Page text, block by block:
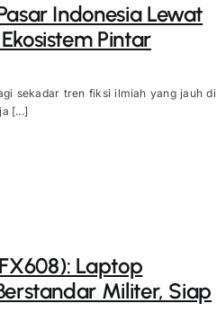
Indonesia Lewat
Pintar
sekadar tren fiksi ilmiah yang jauh di
[...]
Laptop
Militer, Siap